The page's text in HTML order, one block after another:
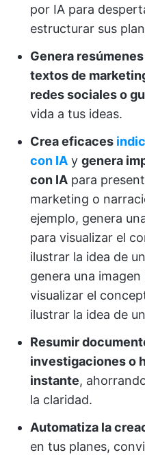
por IA para
estructurar sus
Genera
textos de
redes sociales o
vida a tus ideas.
Crea eficaces
con IA y genera
con IA para
marketing o
ejemplo, genera
para visualizar el
ilustrar la idea de
genera una
visualizar el
ilustrar la idea de
Resumir
investigaciones o
instante,
la claridad.
Automatiza la
en tus planes,